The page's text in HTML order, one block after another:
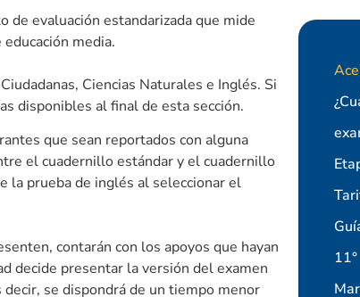
de evaluación estandarizada que mide
media.
Ciencias Naturales e Inglés. Si
disponibles al final de esta sección.
que sean reportados con alguna
el cuadernillo estándar y el cuadernillo
la prueba de inglés al seleccionar el
contarán con los apoyos que hayan
decide presentar la versión del examen
se dispondrá de un tiempo menor
11°